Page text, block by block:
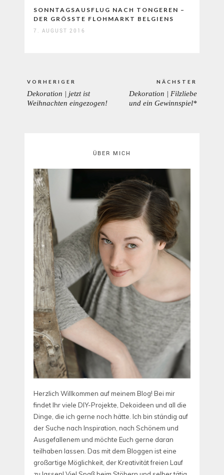
SONNTAGSAUSFLUG NACH TONGEREN –
DER GRÖSSTE FLOHMARKT BELGIENS
7. AUGUST 2016
VORHERIGER
PREVIOUS
Dekoration | jetzt ist
Weihnachten eingezogen!
NÄCHSTER
Dekoration | Filzliebe
und ein Gewinnspiel*
ÜBER MICH
Herzlich Willkommen auf meinem Blog! Bei mir
findet Ihr viele DIY-Projekte, Dekoideen und all die
Dinge, die ich gerne noch hätte. Ich bin ständig auf
der Suche nach Inspiration, nach Schönem und
Ausgefallenem und möchte Euch gerne daran
teilhaben lassen. Das mit dem Bloggen ist eine
großartige Möglichkeit, der Kreativität freien Lauf